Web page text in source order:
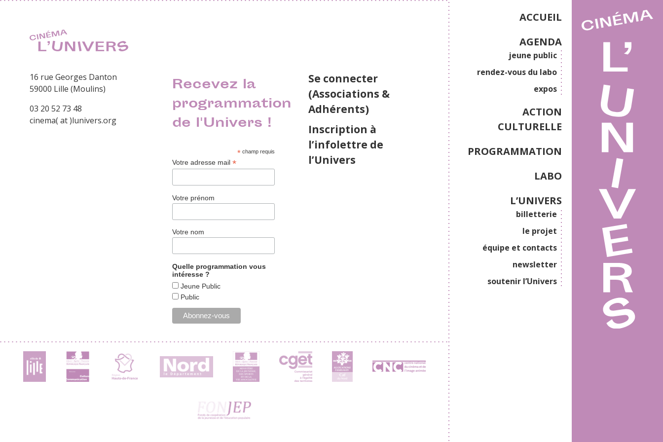
ACCUEIL
AGENDA
jeune public
rendez-vous du labo
expos
ACTION
CULTURELLE
PROGRAMMATION
LABO
L’UNIVERS
billetterie
le projet
équipe et contacts
newsletter
soutenir l’Univers
16 rue Georges Danton
59000 Lille (Moulins)
03 20 52 73 48
cinema( at )lunivers.org
Recevez la
programmation
de l'Univers !
*champ requis
Votre adresse mail*
Votre prénom
Votre nom
Quelle programmation vous
intéresse ?
Jeune Public
Public
Se connecter
(Associations &
Adhérents)
Inscription à
l’infolettre de
l’Univers